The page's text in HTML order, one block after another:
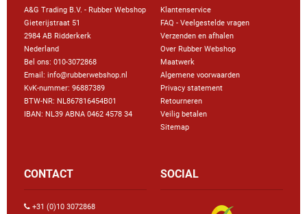
A&G Trading B.V. - Rubber Webshop
Gieterijstraat 51
2984 AB Ridderkerk
Nederland
Bel ons: 010-3072868
Email: info@rubberwebshop.nl
KvK-nummer: 96887389
BTW-NR: NL867816454B01
IBAN: NL39 ABNA 0462 4578 34
Klantenservice
FAQ - Veelgestelde vragen
Verzenden en afhalen
Over Rubber Webshop
Maatwerk
Algemene voorwaarden
Privacy statement
Retourneren
Veilig betalen
Sitemap
CONTACT
+31 (0)10 3072868
SOCIAL